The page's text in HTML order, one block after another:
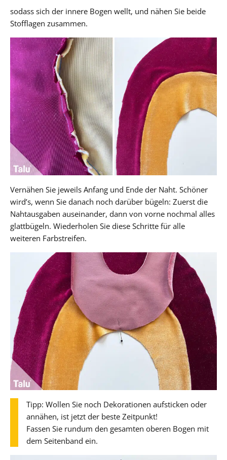
sodass sich der innere Bogen wellt, und nähen Sie beide
Stofflagen zusammen.
Vernähen Sie jeweils Anfang und Ende der Naht. Schöner
wird’s, wenn Sie danach noch darüber bügeln: Zuerst die
Nahtausgaben auseinander, dann von vorne nochmal alles
glattbügeln. Wiederholen Sie diese Schritte für alle
weiteren Farbstreifen.
Tipp: Wollen Sie noch Dekorationen aufsticken oder
annähen, ist jetzt der beste Zeitpunkt!
Fassen Sie rundum den gesamten oberen Bogen mit
dem Seitenband ein.